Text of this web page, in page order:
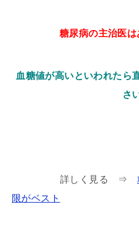
糖尿病の主治医
血糖値が高いといわれたら
さ
詳しく見る ⇒
限がベスト